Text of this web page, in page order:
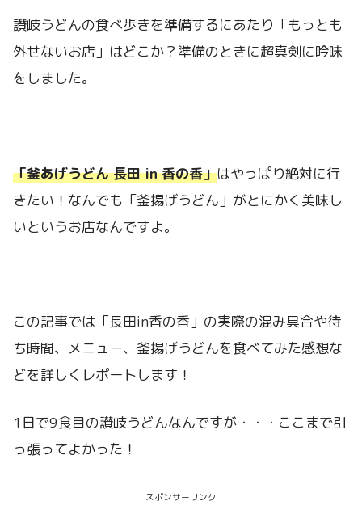
讃岐うどんの食べ歩きを準備するにあたり「もっとも
外せないお店」はどこか？準備のときに超真剣に吟味
をしました。
「釜あげうどん 長田 in 香の香」はやっぱり絶対に行
きたい！なんでも「釜揚げうどん」がとにかく美味し
いというお店なんですよ。
この記事では「長田in香の香」の実際の混み具合や待
ち時間、メニュー、釜揚げうどんを食べてみた感想な
どを詳しくレポートします！
1日で9食目の讃岐うどんなんですが・・・ここまで引
っ張ってよかった！
スポンサーリンク